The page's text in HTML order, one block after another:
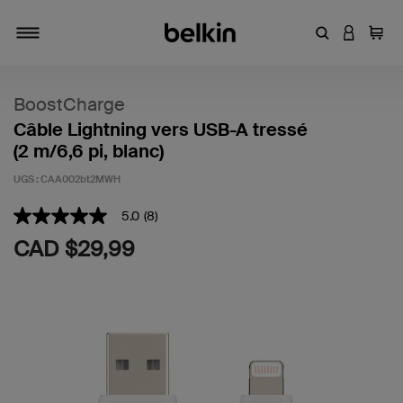
Entrez un
BoostCharge
Câble Lightning vers USB-A tressé
(2 m/6,6 pi, blanc)
UGS : CAA002bt2MWH
3,4 sur 5 (avis clients)
5.0
étoiles
sur
5.0 (8)
CAD $29,99